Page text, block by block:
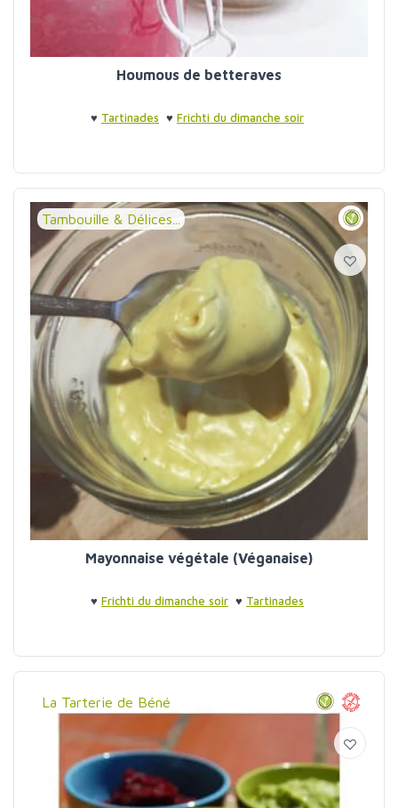
Houmous de betteraves
♥ Tartinades ♥ Frichti du dimanche soir
Tambouille & Délices...
Mayonnaise végétale (Véganaise)
♥ Frichti du dimanche soir ♥ Tartinades
La Tarterie de Béné